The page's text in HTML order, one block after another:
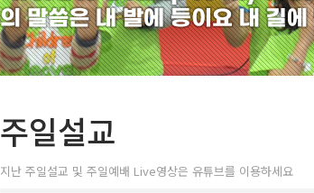
주일설교
지난 주일설교 및 주일예배 Live영상은 유튜브를 이용하세요